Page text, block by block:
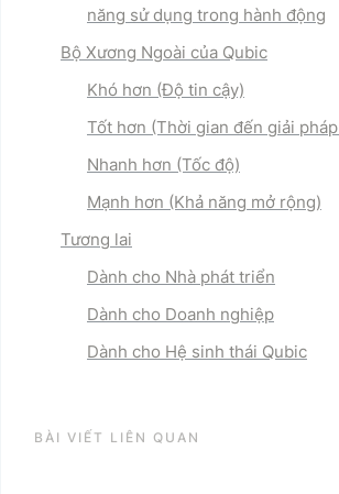
năng sử dụng trong hành động
Bộ Xương Ngoài của Qubic
Khó hơn (Độ tin cậy)
Tốt hơn (Thời gian đến giải pháp
Nhanh hơn (Tốc độ)
Mạnh hơn (Khả năng mở rộng)
Tương lai
Dành cho Nhà phát triển
Dành cho Doanh nghiệp
Dành cho Hệ sinh thái Qubic
BÀI VIẾT LIÊN QUAN